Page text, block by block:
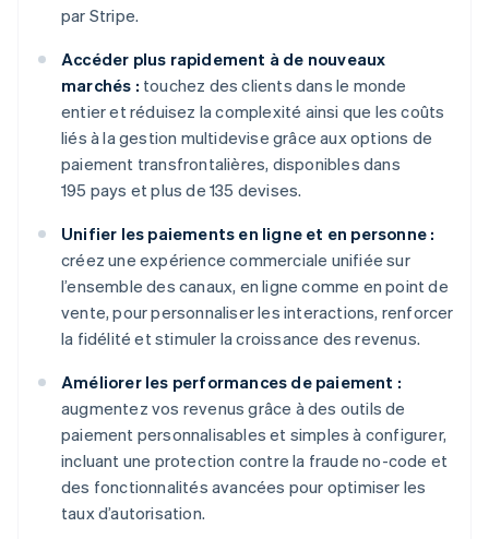
par Stripe.
Accéder plus rapidement à de nouveaux
marchés : touchez des clients dans le monde
entier et réduisez la complexité ainsi que les coûts
liés à la gestion multidevise grâce aux options de
paiement transfrontalières, disponibles dans
195 pays et plus de 135 devises.
Unifier les paiements en ligne et en personne :
créez une expérience commerciale unifiée sur
l’ensemble des canaux, en ligne comme en point de
vente, pour personnaliser les interactions, renforcer
la fidélité et stimuler la croissance des revenus.
Améliorer les performances de paiement :
augmentez vos revenus grâce à des outils de
paiement personnalisables et simples à configurer,
incluant une protection contre la fraude no-code et
des fonctionnalités avancées pour optimiser les
taux d’autorisation.